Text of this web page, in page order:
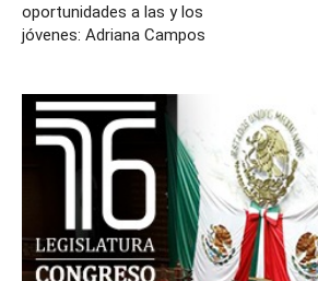
oportunidades a las y los
jóvenes: Adriana Campos